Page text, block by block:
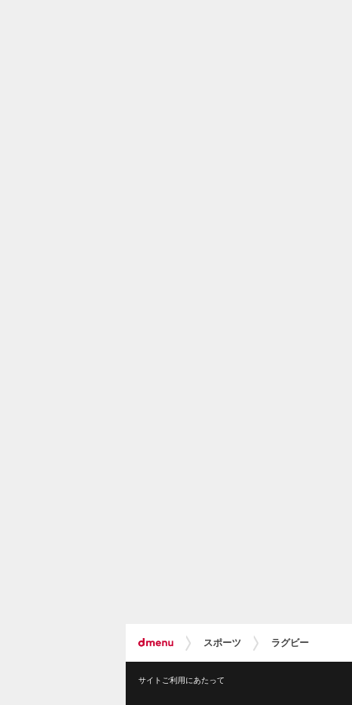
スポーツ ラグビー
サイトご利用にあたって